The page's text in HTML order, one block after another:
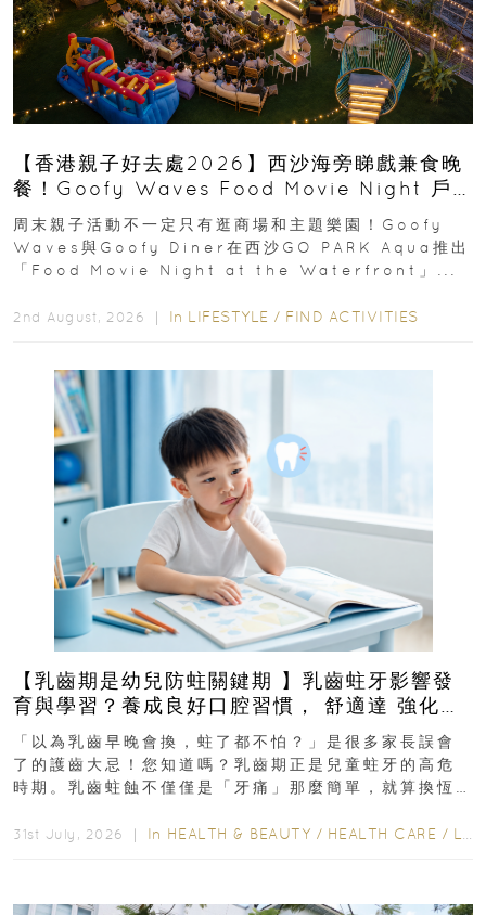
【香港親子好去處2026】西沙海旁睇戲兼食晚
餐！Goofy Waves Food Movie Night 戶
外影院逢週末登場
周末親子活動不一定只有逛商場和主題樂園！Goofy
Waves與Goofy Diner在西沙GO PARK Aqua推出
「Food Movie Night at the Waterfront」...
2nd August, 2026 ｜ In LIFESTYLE / FIND ACTIVITIES
【乳齒期是幼兒防蛀關鍵期 】乳齒蛀牙影響發
育與學習？養成良好口腔習慣， 舒適達 強化琺
瑯質 兒童牙膏防護指南
「以為乳齒早晚會換，蛀了都不怕？」是很多家長誤會
了的護齒大忌！您知道嗎？乳齒期正是兒童蛀牙的高危
時期。乳齒蛀蝕不僅僅是「牙痛」那麼簡單，就算換恆
31st July, 2026 ｜ In HEALTH & BEAUTY / HEALTH CARE / LIFESTYLE